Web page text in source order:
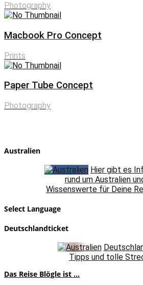
Photography
Macbook Pro Concept
Prints
Paper Tube Concept
Photography
Australien
Hier gibt es
rund um Australien
Wissenswerte für Deine
Select Language
Deutschlandticket
Tipps und tolle
Das Reise Blögle ist ...